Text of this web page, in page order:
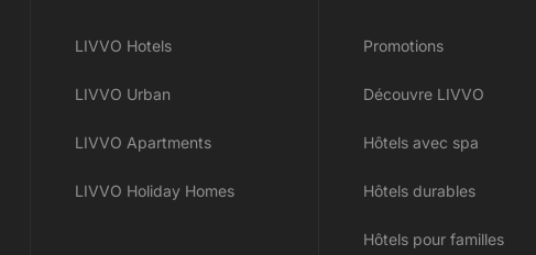
LIVVO Hotels
LIVVO Urban
LIVVO Apartments
LIVVO Holiday Homes
Promotions
Découvre LIVVO
Hôtels avec spa
Hôtels durables
Hôtels pour familles